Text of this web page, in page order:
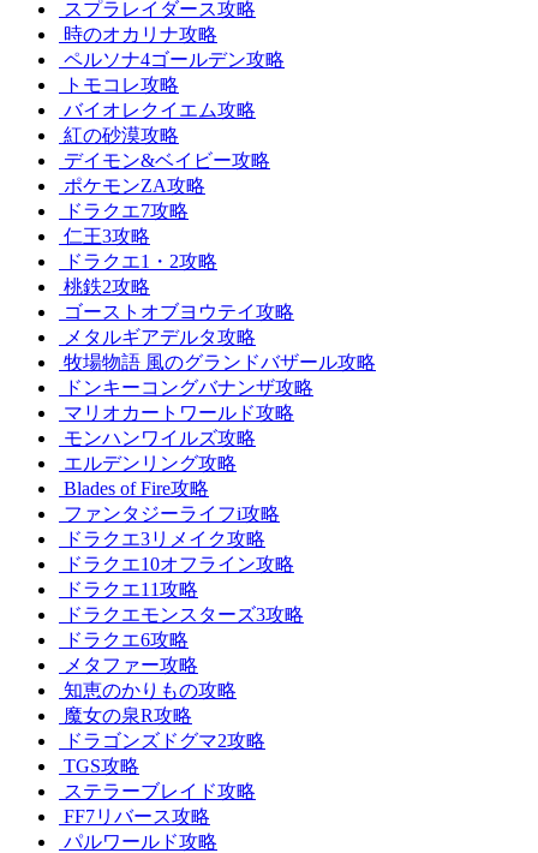
スプラレイダース攻略
時のオカリナ攻略
ペルソナ4ゴールデン攻略
トモコレ攻略
バイオレクイエム攻略
紅の砂漠攻略
デイモン&ベイビー攻略
ポケモンZA攻略
ドラクエ7攻略
仁王3攻略
ドラクエ1・2攻略
桃鉄2攻略
ゴーストオブヨウテイ攻略
メタルギアデルタ攻略
牧場物語 風のグランドバザール攻略
ドンキーコングバナンザ攻略
マリオカートワールド攻略
モンハンワイルズ攻略
エルデンリング攻略
Blades of Fire攻略
ファンタジーライフi攻略
ドラクエ3リメイク攻略
ドラクエ10オフライン攻略
ドラクエ11攻略
ドラクエモンスターズ3攻略
ドラクエ6攻略
メタファー攻略
知恵のかりもの攻略
魔女の泉R攻略
ドラゴンズドグマ2攻略
TGS攻略
ステラーブレイド攻略
FF7リバース攻略
パルワールド攻略